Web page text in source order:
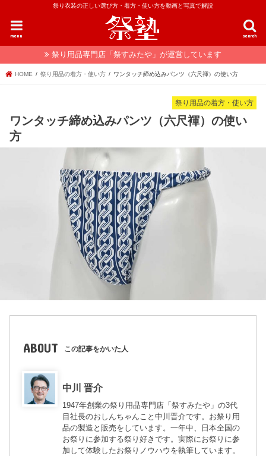
祭り衣装の正しい選び方・着方・使い方を動画と写真で解説
search
menu
祭り用品専門店「祭すみたや」が運営しています
HOME 祭り用品の着方・使い方 ワンタッチ締め込みパンツ（六尺褌）の使い方
祭り用品の着方・使い方
ワンタッチ締め込みパンツ（六尺褌）の使い
方
ABOUT この記事をかいた人
中川 晋介
1947年創業の祭り用品専門店「祭すみたや」の3代
目社長のおしんちゃんこと中川晋介です。お祭り用
品の製造と販売をしています。一年中、日本全国の
お祭りに参加する祭り好きです。実際にお祭りに参
加して体験したお祭りノウハウを執筆しています。